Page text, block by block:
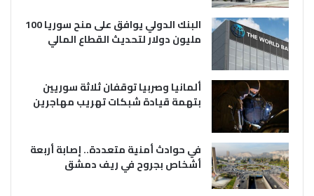
البنك الدولي يوافق على منح سوريا 100
مليون دولار لتحديث القطاع المالي
ألمانيا وصربيا توقفان ثلاثة سوريين
بتهمة قيادة شبكات تهريب مهاجرين
في حوادث أمنية متعددة.. إصابة أربعة
أشخاص بجروح في ريف دمشق